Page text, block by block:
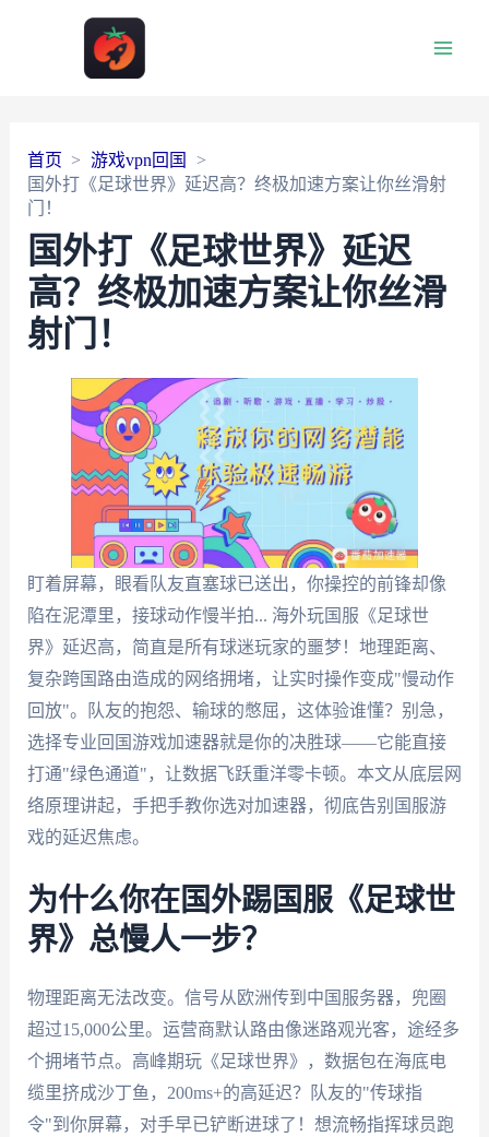
首页
游戏vpn回国
国外打《足球世界》延迟高？终极加速方案让你丝滑射
门！
国外打《足球世界》延迟
高？终极加速方案让你丝滑
射门！
盯着屏幕，眼看队友直塞球已送出，你操控的前锋却像
陷在泥潭里，接球动作慢半拍... 海外玩国服《足球世
界》延迟高，简直是所有球迷玩家的噩梦！地理距离、
复杂跨国路由造成的网络拥堵，让实时操作变成"慢动作
回放"。队友的抱怨、输球的憋屈，这体验谁懂？别急，
选择专业回国游戏加速器就是你的决胜球——它能直接
打通"绿色通道"，让数据飞跃重洋零卡顿。本文从底层网
络原理讲起，手把手教你选对加速器，彻底告别国服游
戏的延迟焦虑。
为什么你在国外踢国服《足球世
界》总慢人一步？
物理距离无法改变。信号从欧洲传到中国服务器，兜圈
超过15,000公里。运营商默认路由像迷路观光客，途经多
个拥堵节点。高峰期玩《足球世界》，数据包在海底电
缆里挤成沙丁鱼，200ms+的高延迟？队友的"传球指
令"到你屏幕，对手早已铲断进球了！想流畅指挥球员跑